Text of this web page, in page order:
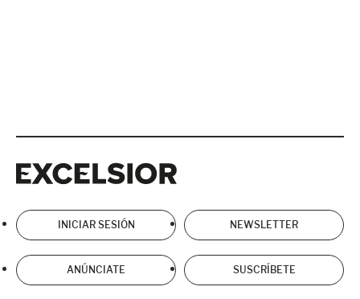
INICIAR SESIÓN NEWSLETTER
ANÚNCIATE SUSCRÍBETE